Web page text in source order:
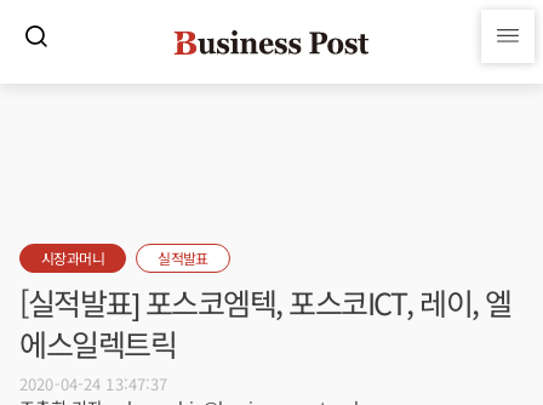
시장과머니 실적발표
[실적발표] 포스코엠텍, 포스코ICT, 레이, 엘
에스일렉트릭
2020-04-24 13:47:37